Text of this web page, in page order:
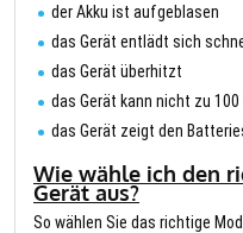
der Akku ist aufgeblasen
das Gerät entlädt sich
das Gerät überhitzt
das Gerät kann nicht zu
das Gerät zeigt den
Wie wähle ich den
Gerät aus?
So wählen Sie das richtige